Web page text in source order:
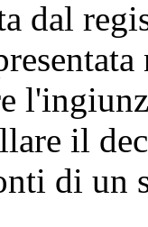
dal
il
di un